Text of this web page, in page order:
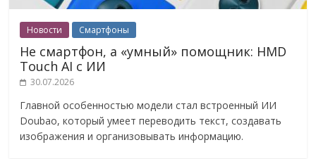
Новости Смартфоны
Не смартфон, а «умный» помощник: HMD
Touch AI с ИИ
30.07.2026
Главной особенностью модели стал встроенный ИИ
Doubao, который умеет переводить текст, создавать
изображения и организовывать информацию.